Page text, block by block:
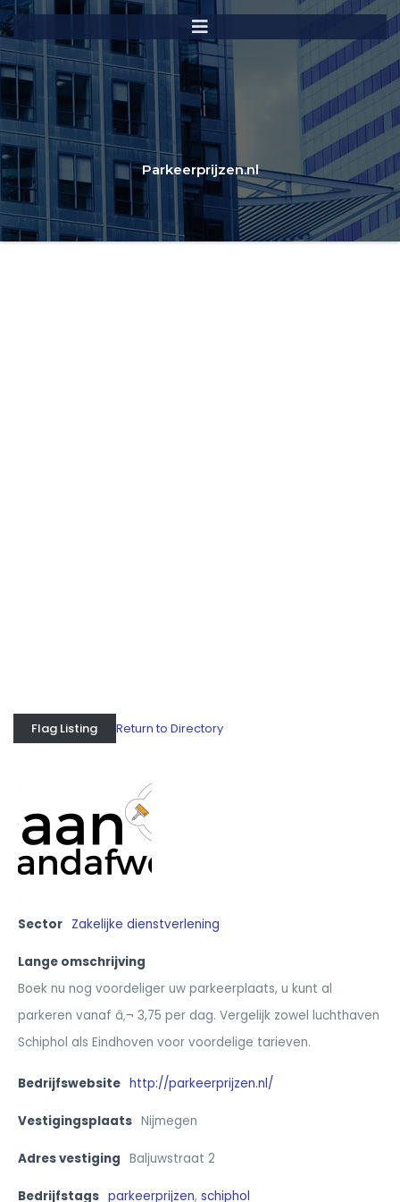
Parkeerprijzen.nl
Flag Listing Return to Directory
Sector Zakelijke dienstverlening
Lange omschrijving
Boek nu nog voordeliger uw parkeerplaats, u kunt al
parkeren vanaf â‚¬ 3,75 per dag. Vergelijk zowel luchthaven
Schiphol als Eindhoven voor voordelige tarieven.
Bedrijfswebsite http://parkeerprijzen.nl/
Vestigingsplaats Nijmegen
Adres vestiging Baljuwstraat 2
Bedrijfstags parkeerprijzen, schiphol